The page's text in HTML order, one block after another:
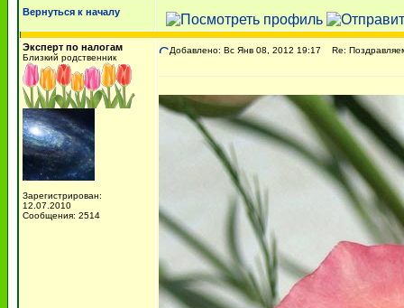
Вернуться к началу
Эксперт по налогам
Близкий родственник
Зарегистрирован:
12.07.2010
Сообщения: 2514
Добавлено: Вс Янв 08, 2012 19:17 Re: